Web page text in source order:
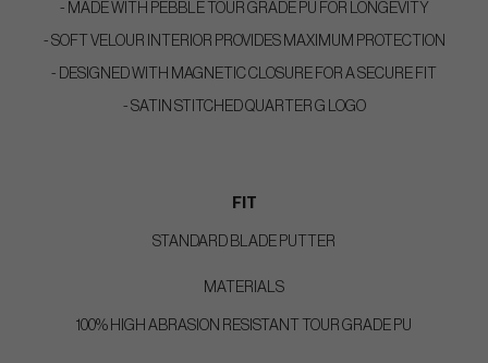
- MADE WITH PEBBLE TOUR GRADE PU FOR LONGEVITY
- SOFT VELOUR INTERIOR PROVIDES MAXIMUM PROTECTION
- DESIGNED WITH MAGNETIC CLOSURE FOR A SECURE FIT
- SATIN STITCHED QUARTER G LOGO
FIT
STANDARD BLADE PUTTER
MATERIALS
100% HIGH ABRASION RESISTANT TOUR GRADE PU